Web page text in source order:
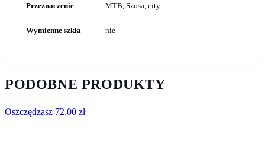
Przeznaczenie MTB, Szosa, city
Wymienne szkła nie
PODOBNE PRODUKTY
Oszczędzasz 72,00 zł